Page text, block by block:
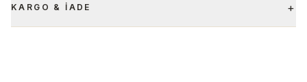
KARGO & İADE +